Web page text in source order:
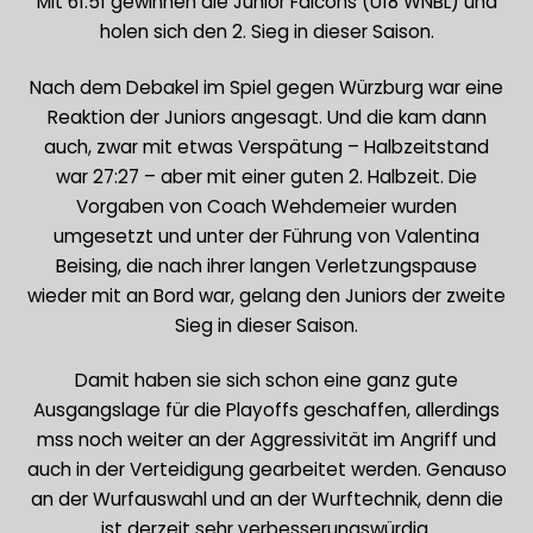
holen sich den 2. Sieg in dieser Saison.
Nach dem Debakel im Spiel gegen Würzburg war eine
Reaktion der Juniors angesagt. Und die kam dann
auch, zwar mit etwas Verspätung – Halbzeitstand
war 27:27 – aber mit einer guten 2. Halbzeit. Die
Vorgaben von Coach Wehdemeier wurden
umgesetzt und unter der Führung von Valentina
Beising, die nach ihrer langen Verletzungspause
wieder mit an Bord war, gelang den Juniors der zweite
Sieg in dieser Saison.
Damit haben sie sich schon eine ganz gute
Ausgangslage für die Playoffs geschaffen, allerdings
mss noch weiter an der Aggressivität im Angriff und
auch in der Verteidigung gearbeitet werden. Genauso
an der Wurfauswahl und an der Wurftechnik, denn die